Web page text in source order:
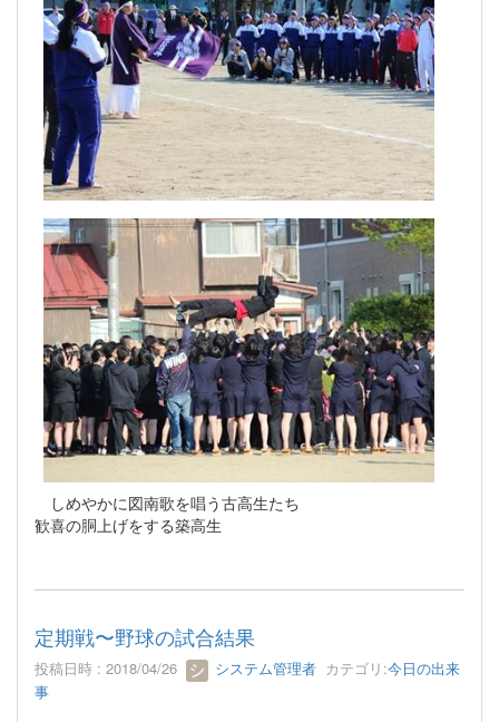
しめやかに図南歌を唱う古高生たち
歓喜の胴上げをする築高生
定期戦〜野球の試合結果
投稿日時 : 2018/04/26 システム管理者 カテゴリ:今日の出来
事